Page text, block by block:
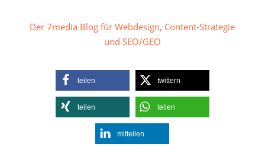
Der 7media Blog für Webdesign, Content-Strategie
und SEO/GEO
teilen twittern
teilen teilen
mitteilen